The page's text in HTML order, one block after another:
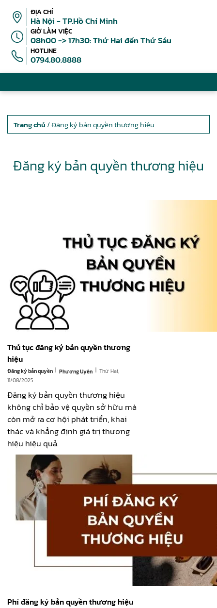
ĐỊA CHỈ
Hà Nội - TP.Hồ Chí Minh
GIỜ LÀM VIỆC
08h00 -> 17h30: Thứ Hai đến Thứ Sáu
HOTLINE
0794.80.8888
Trang chủ / Đăng ký bản quyền thương hiệu
Đăng ký bản quyền thương hiệu
Thủ tục đăng ký bản quyền thương
hiệu
Đăng ký bản quyền | Phương Uyên | Thứ Hai,
11/08/2025
Đăng ký bản quyền thương hiệu
không chỉ bảo vệ quyền sở hữu mà
còn mở ra cơ hội phát triển, khai
thác và khẳng định giá trị thương
hiệu hiệu quả.
Phí đăng ký bản quyền thương hiệu